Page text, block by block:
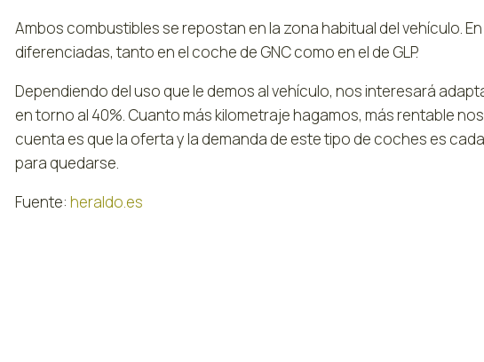
Ambos combustibles se repostan en la zona habitual del vehículo.
diferenciadas, tanto en el coche de GNC como en el de GLP.
Dependiendo del uso que le demos al vehículo, nos interesará
en torno al 40%. Cuanto más kilometraje hagamos, más rentable
cuenta es que la oferta y la demanda de este tipo de coches es
para quedarse.
Fuente: heraldo.es